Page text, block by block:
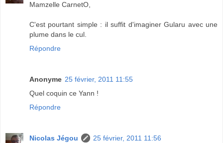
Mamzelle CarnetO,
C'est pourtant simple : il suffit d'imaginer Gularu avec une
plume dans le cul.
Répondre
Anonyme 25 février, 2011 11:55
Quel coquin ce Yann !
Répondre
Nicolas Jégou
25 février, 2011 11:56